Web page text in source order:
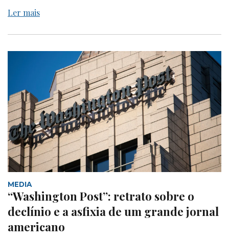
Ler mais
MEDIA
“Washington Post”: retrato sobre o
declínio e a asfixia de um grande jornal
americano